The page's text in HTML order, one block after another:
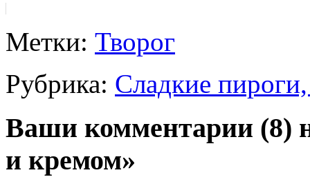
Метки: Творог
Рубрика: Сладкие
Ваши комментарии (8)
и кремом»